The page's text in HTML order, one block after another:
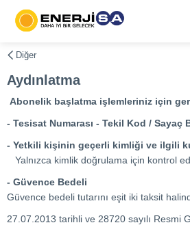
Diğer
Aydınlatma
Abonelik başlatma işlemleriniz için
- Tesisat Numarası - Tekil Kod /
- Yetkili kişinin geçerli kimliği ve ilgili
Yalnızca kimlik doğrulama için kontrol
- Güvence Bedeli
Güvence bedeli tutarını eşit iki taksit
27.07.2013 tarihli ve 28720 sayılı Resmi